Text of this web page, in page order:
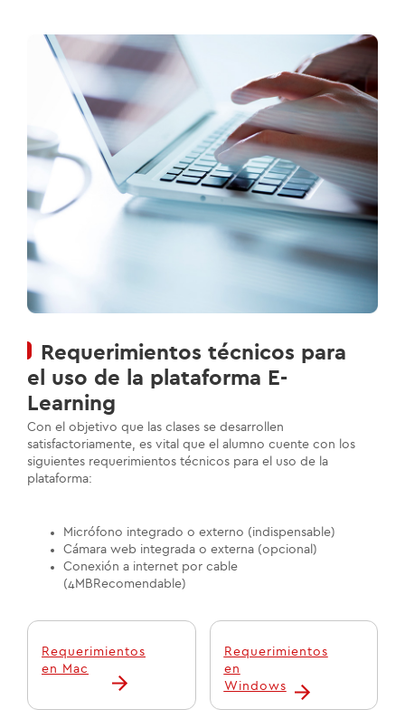
Requerimientos técnicos para
el uso de la plataforma E-
Learning
Con el objetivo que las clases se desarrollen
satisfactoriamente, es vital que el alumno cuente con los
siguientes requerimientos técnicos para el uso de la
plataforma:
Micrófono integrado o externo (indispensable)
Cámara web integrada o externa (opcional)
Conexión a internet por cable
(4MBRecomendable)
Requerimientos
en Mac
Requerimientos
en
Windows